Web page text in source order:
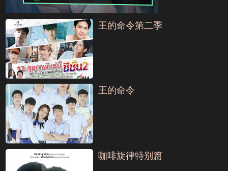
王的命令第二季
王的命令
咖啡旋律特别篇